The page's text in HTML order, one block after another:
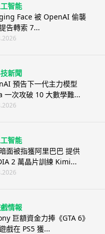
智能
Face 被 OpenAI 偷襲
告轉索 7...
新聞
預告下一代主力模型
一次攻破 10 大數學難...
智能
面被指獲阿里巴巴 提供
2 萬晶片訓練 Kimi...
情報
巨額資金力捧《GTA 6》
戲在 PS5 獲...